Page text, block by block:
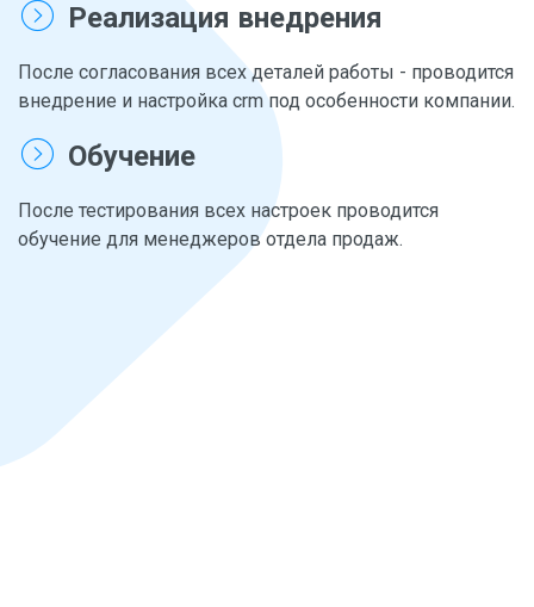
Реализация внедрения
После согласования всех деталей работы - проводится
внедрение и настройка crm под особенности компании.
Обучение
После тестирования всех настроек проводится
обучение для менеджеров отдела продаж.